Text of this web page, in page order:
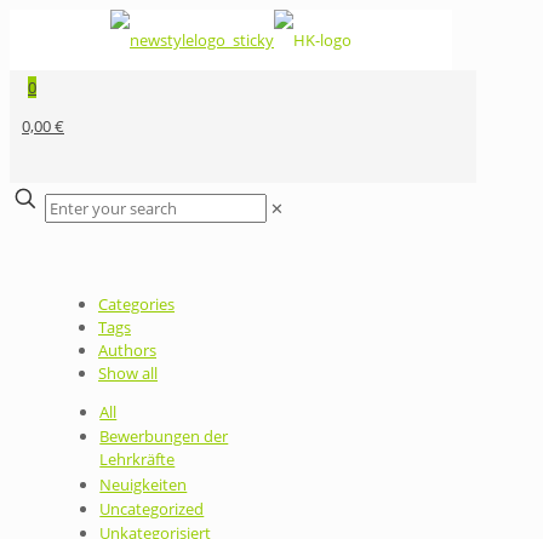
0
0,00 €
✕
Categories
Tags
Authors
Show all
All
Bewerbungen der
Lehrkräfte
Neuigkeiten
Uncategorized
Unkategorisiert